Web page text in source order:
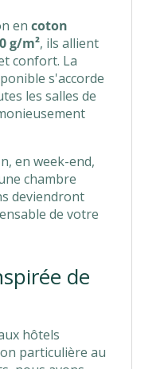
en coton
g/m², ils allient
confort. La
s'accorde
les salles de
en week-end,
chambre
deviendront
de votre
de
hôtels
particulière au